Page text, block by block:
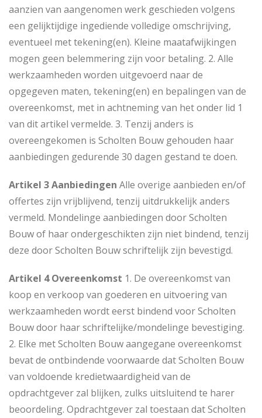
aanzien van aangenomen werk geschieden volgens
een gelijktijdige ingediende volledige omschrijving,
eventueel met tekening(en). Kleine maatafwijkingen
mogen geen belemmering zijn voor betaling. 2. Alle
werkzaamheden worden uitgevoerd naar de
opgegeven maten, tekening(en) en bepalingen van de
overeenkomst, met in achtneming van het onder lid 1
van dit artikel vermelde. 3. Tenzij anders is
overeengekomen is Scholten Bouw gehouden haar
aanbiedingen gedurende 30 dagen gestand te doen.
Artikel 3 Aanbiedingen Alle overige aanbieden en/of
offertes zijn vrijblijvend, tenzij uitdrukkelijk anders
vermeld. Mondelinge aanbiedingen door Scholten
Bouw of haar ondergeschikten zijn niet bindend, tenzij
deze door Scholten Bouw schriftelijk zijn bevestigd.
Artikel 4 Overeenkomst 1. De overeenkomst van
koop en verkoop van goederen en uitvoering van
werkzaamheden wordt eerst bindend voor Scholten
Bouw door haar schriftelijke/mondelinge bevestiging.
2. Elke met Scholten Bouw aangegane overeenkomst
bevat de ontbindende voorwaarde dat Scholten Bouw
van voldoende kredietwaardigheid van de
opdrachtgever zal blijken, zulks uitsluitend te harer
beoordeling. Opdrachtgever zal toestaan dat Scholten